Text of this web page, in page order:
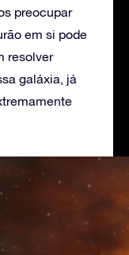
preocupar
em si pode
resolver
galáxia, já